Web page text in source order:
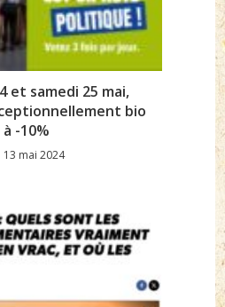
et samedi 25 mai,
bio
à -10%
13 mai 2024